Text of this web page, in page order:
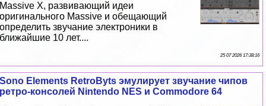
Massive X, развивающий идеи
оригинального Massive и обещающий
определить звучание электроники в
ближайшие 10 лет....
25 07 2026 17:38:16
Sono Elements RetroByts эмулирует звучание чипов
ретро-консолей Nintendo NES и Commodore 64